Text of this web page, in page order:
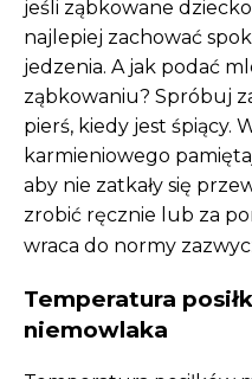
jeśli ząbkowane
najlepiej zachować
jedzenia. A jak podać
ząbkowaniu? Spróbuj
pierś, kiedy jest śpiący.
karmieniowego
aby nie zatkały się
zrobić ręcznie lub za
wraca do normy
Temperatura
niemowlaka